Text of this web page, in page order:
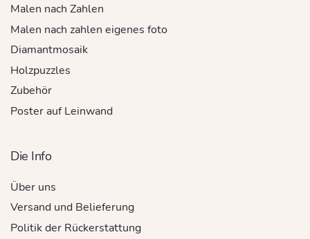
Malen nach Zahlen
Malen nach zahlen eigenes foto
Diamantmosaik
Holzpuzzles
Zubehör
Poster auf Leinwand
Die Info
Über uns
Versand und Belieferung
Politik der Rückerstattung